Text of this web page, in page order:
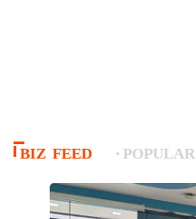
BIZ FEED POPULAR